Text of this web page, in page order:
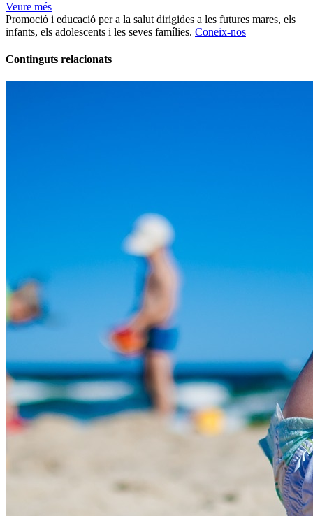
Veure més
Promoció i educació per a la salut dirigides a les futures mares, els
infants, els adolescents i les seves famílies. Coneix-nos
Continguts relacionats